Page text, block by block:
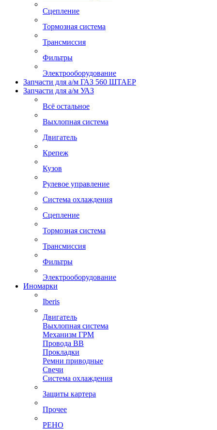
Сцепление
Тормозная система
Трансмиссия
Фильтры
Электрооборудование
Запчасти для а/м ГАЗ 560 ШТАЕР
Запчасти для а/м УАЗ
Всё остальное
Выхлопная система
Двигатель
Крепеж
Кузов
Рулевое управление
Система охлаждения
Сцепление
Тормозная система
Трансмиссия
Фильтры
Электрооборудование
Иномарки
Iberis
Двигатель
Выхлопная система
Механизм ГРМ
Провода ВВ
Прокладки
Ремни приводные
Свечи
Система охлаждения
Защиты картера
Прочее
РЕНО